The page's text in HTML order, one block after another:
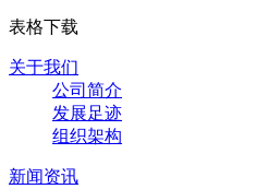
表格下载
关于我们
公司简介
发展足迹
组织架构
新闻资讯